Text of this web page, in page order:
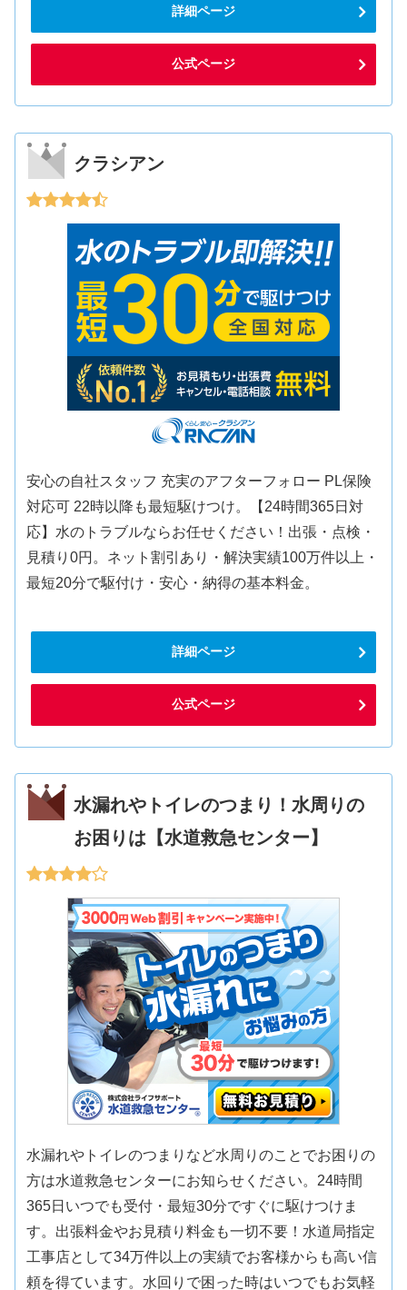
詳細ページ
公式ページ
クラシアン
安心の自社スタッフ 充実のアフターフォロー PL保険
対応可 22時以降も最短駆けつけ。【24時間365日対
応】水のトラブルならお任せください！出張・点検・
見積り0円。ネット割引あり・解決実績100万件以上・
最短20分で駆付け・安心・納得の基本料金。
詳細ページ
公式ページ
水漏れやトイレのつまり！水周りの
お困りは【水道救急センター】
水漏れやトイレのつまりなど水周りのことでお困りの
方は水道救急センターにお知らせください。24時間
365日いつでも受付・最短30分ですぐに駆けつけま
す。出張料金やお見積り料金も一切不要！水道局指定
工事店として34万件以上の実績でお客様からも高い信
頼を得ています。水回りで困った時はいつでもお気軽